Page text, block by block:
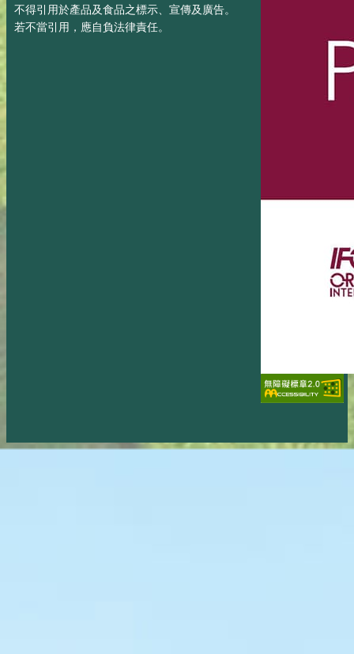
不得引用於產品及食品之標示、宣傳及廣告。
若不當引用，應自負法律責任。